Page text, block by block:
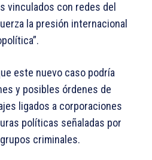
vinculados con redes del
la presión internacional
este nuevo caso podría
y posibles órdenes de
ligados a corporaciones
políticas señaladas por
criminales.